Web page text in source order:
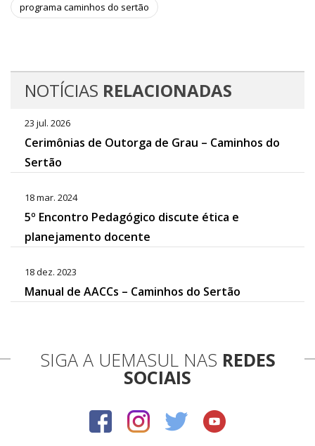
programa caminhos do sertão
NOTÍCIAS RELACIONADAS
23 jul. 2026
Cerimônias de Outorga de Grau – Caminhos do
Sertão
18 mar. 2024
5º Encontro Pedagógico discute ética e
planejamento docente
18 dez. 2023
Manual de AACCs – Caminhos do Sertão
SIGA A UEMASUL NAS REDES
SOCIAIS